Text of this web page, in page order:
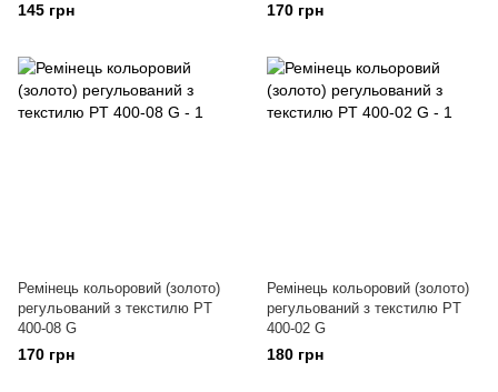
145 грн 170 грн
Ремінець кольоровий (золото)
регульований з текстилю PT
400-08 G
170 грн
Ремінець кольоровий (золото)
регульований з текстилю PT
400-02 G
180 грн